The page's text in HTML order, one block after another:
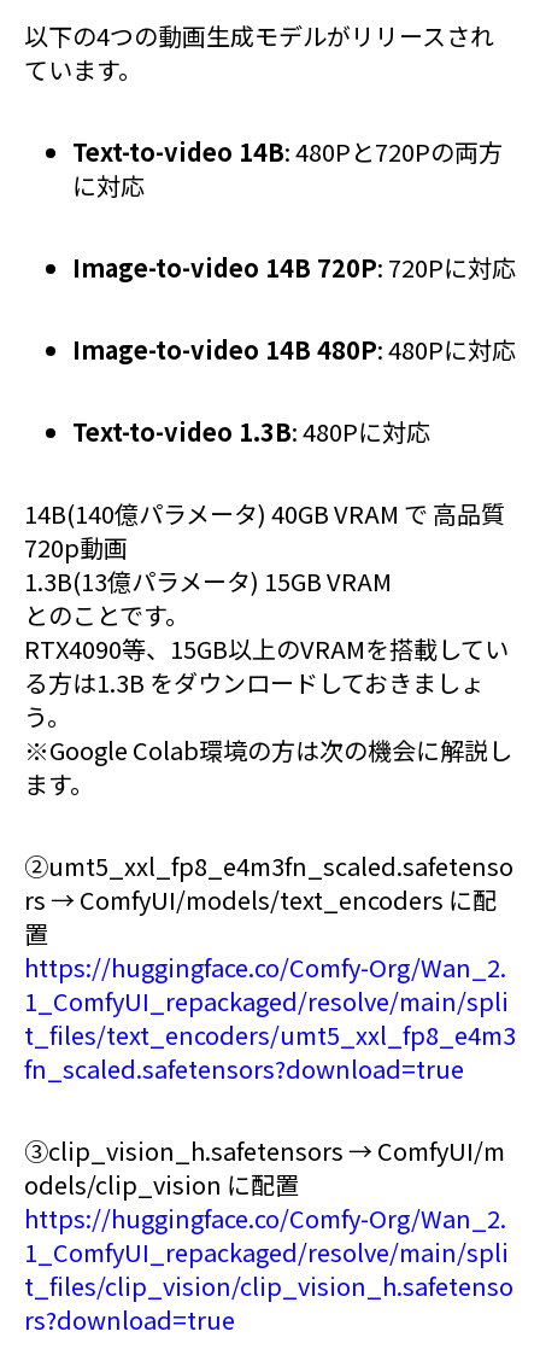
以下の4つの動画生成モデルがリリースされ
ています。
Text-to-video 14B: 480Pと720Pの両方
に対応
Image-to-video 14B 720P: 720Pに対応
Image-to-video 14B 480P: 480Pに対応
Text-to-video 1.3B: 480Pに対応
14B(140億パラメータ) 40GB VRAM で 高品質
720p動画
1.3B(13億パラメータ) 15GB VRAM
とのことです。
RTX4090等、15GB以上のVRAMを搭載してい
る方は1.3B をダウンロードしておきましょ
う。
※Google Colab環境の方は次の機会に解説し
ます。
②umt5_xxl_fp8_e4m3fn_scaled.safetenso
rs → ComfyUI/models/text_encoders に配
置
https://huggingface.co/Comfy-Org/Wan_2.
1_ComfyUI_repackaged/resolve/main/spli
t_files/text_encoders/umt5_xxl_fp8_e4m3
fn_scaled.safetensors?download=true
③clip_vision_h.safetensors → ComfyUI/m
odels/clip_vision に配置
https://huggingface.co/Comfy-Org/Wan_2.
1_ComfyUI_repackaged/resolve/main/spli
t_files/clip_vision/clip_vision_h.safetenso
rs?download=true